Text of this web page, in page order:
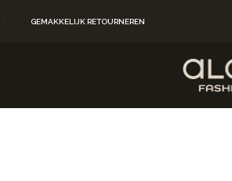
GEMAKKELIJK RETOURNEREN